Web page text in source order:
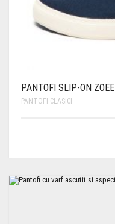
PANTOFI SLIP-ON ZOEE
PANTOFI CLASICI